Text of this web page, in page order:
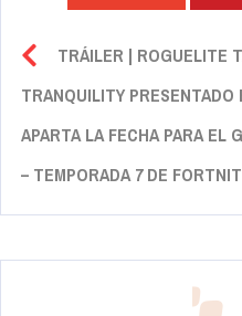
TRÁILER | ROGUELITE
TRANQUILITY PRESENTADO
APARTA LA FECHA PARA EL
– TEMPORADA 7 DE